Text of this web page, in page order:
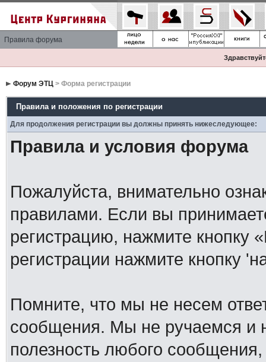
Правила форума
Форум ЭТЦ> Форма регистрации
Правила и положения по регистрации
Для продолжения регистрации вы должны принять нижеследующее:
Правила и условия форума
Пожалуйста, внимательно
правилами. Если вы
регистрацию, нажмите кнопку
регистрации нажмите кнопку
Помните, что мы не несем
сообщения. Мы не ручаемся и
полезность любого